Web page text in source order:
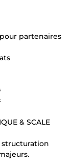
partenaires
& SCALE
structuration